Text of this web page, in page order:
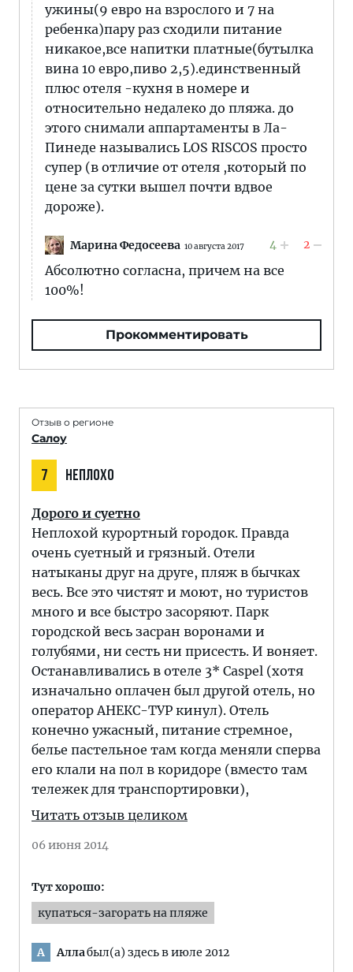
ужины(9 евро на взрослого и 7 на
ребенка)пару раз сходили питание
никакое,все напитки платные(бутылка
вина 10 евро,пиво 2,5).единственный
плюс отеля -кухня в номере и
относительно недалеко до пляжа. до
этого снимали аппартаменты в Ла-
Пинеде назывались LOS RISCOS просто
супер (в отличие от отеля ,который по
цене за сутки вышел почти вдвое
дороже).
Марина Федосеева 10 августа 2017 4 2
Абсолютно согласна, причем на все
100%!
Прокомментировать
Отзыв о регионе
Салоу
7 НЕПЛОХО
Дорого и суетно
Неплохой курортный городок. Правда
очень суетный и грязный. Отели
натыканы друг на друге, пляж в бычках
весь. Все это чистят и моют, но туристов
много и все быстро засоряют. Парк
городской весь засран воронами и
голубями, ни сесть ни присесть. И воняет.
Останавливались в отеле 3* Caspel (хотя
изначально оплачен был другой отель, но
оператор АНЕКС-ТУР кинул). Отель
конечно ужасный, питание стремное,
белье пастельное там когда меняли сперва
его клали на пол в коридоре (вместо там
тележек для транспортировки),
Читать отзыв целиком
06 июня 2014
Тут хорошо:
купаться-загорать на пляже
А Аллабыл(а) здесь в июле 2012